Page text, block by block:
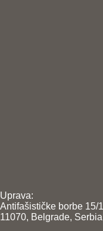
Uprava:
Antifašističke borbe 15/
11070, Belgrade, Serbia